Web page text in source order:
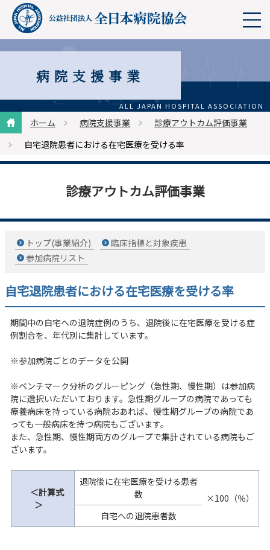
病院支援事業
ホーム 病院支援事業
診療アウトカム評価事業
自宅退院患者における在宅医療を受ける率
診療アウトカム評価事業
トップ(事業紹介)
臨床指標と対象疾患
参加病院リスト
自宅退院患者における在宅医療を受ける率
期間中の自宅への退院症例のうち、退院後に在宅医療を受ける症
例割合を、年代別に集計しています。
※参加病院ごとのデータを公開
※ベンチマーク分析のグルーピング（急性期、慢性期）は参加病
院に選択いただいております。急性期グループの病院であっても
療養病床を持っている病院おあれば、慢性期グループの病院であ
っても一般病床を持つ病院もございます。
また、急性期、慢性期両方のグループで集計されている病院もご
ざいます。
＜計算式
＞
退院後に在宅医療を受ける患者
数
×100（％）
自宅への退院患者数